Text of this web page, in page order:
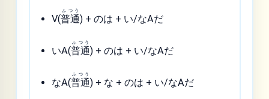
V(普通
ふつう
) + のは + い/なAだ
いA(普通
ふつう
) + のは + い/なAだ
なA(普通
ふつう
) + な + のは + い/なAだ